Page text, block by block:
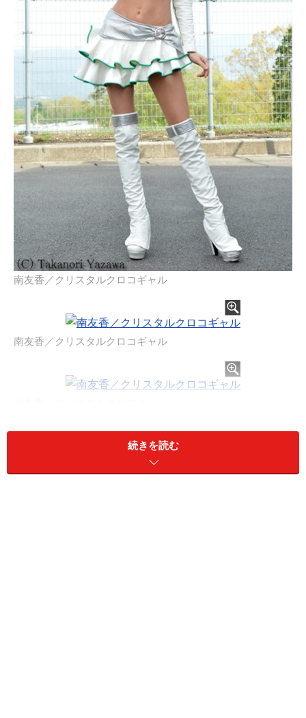
南友香／クリスタルクロコギャル
南友香／クリスタルクロコギャル
続きを読む